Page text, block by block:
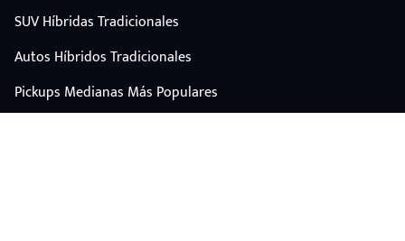
SUV Híbridas Tradicionales
Autos Híbridos Tradicionales
Pickups Medianas Más Populares